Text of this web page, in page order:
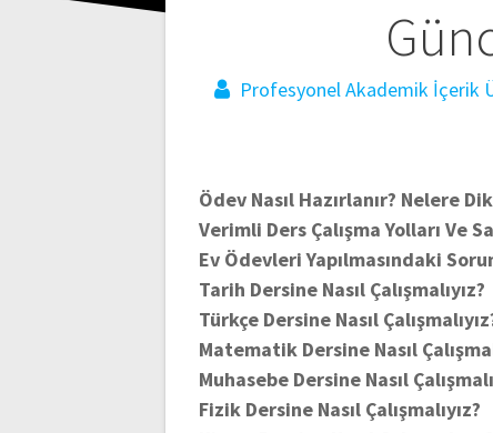
Profesyonel Akademik İçerik
Ödev Nasıl Hazırlanır? Nelere
Verimli Ders Çalışma Yolları Ve
Ev Ödevleri Yapılmasındaki
Tarih Dersine Nasıl Çalışmalıyız?
Türkçe Dersine Nasıl
Matematik Dersine Nasıl
Muhasebe Dersine Nasıl
Fizik Dersine Nasıl Çalışmalıyız?
Yazı
gezinmesi